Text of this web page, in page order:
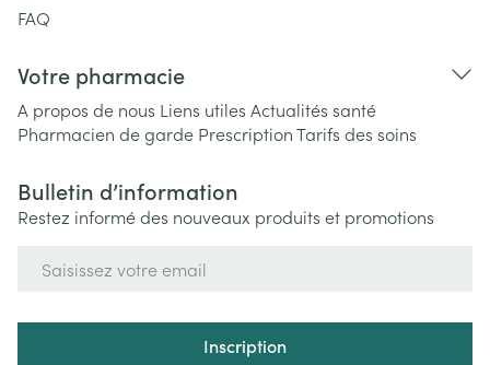
FAQ
Votre pharmacie
A propos de nous Liens utiles Actualités santé
Pharmacien de garde PrescriptionTarifs des soins
Bulletin d’information
Restez informé des nouveaux produits et promotions
Inscription